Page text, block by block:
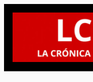
Saltar